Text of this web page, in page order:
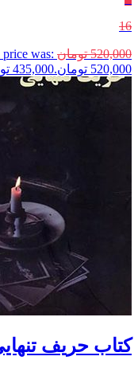
16
520,000 تومان was:
520,000 تومان.
435,000
کتاب حریف